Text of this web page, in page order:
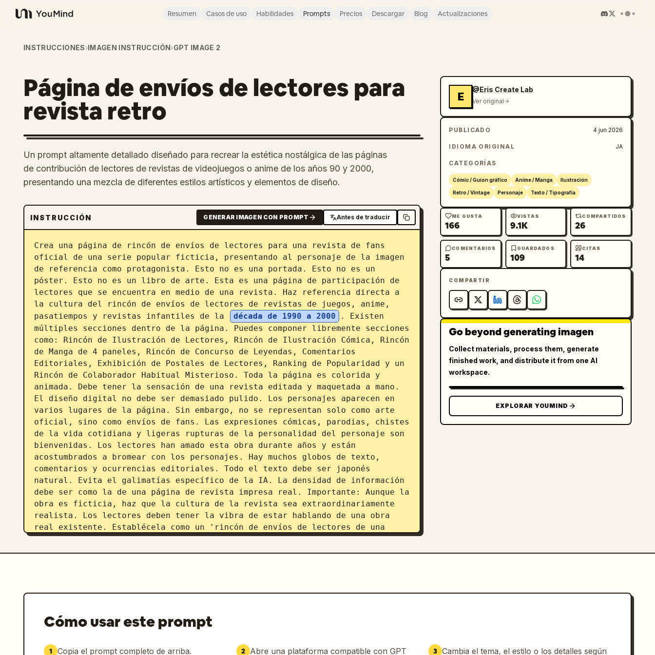
YouMind
Resumen Casos de uso Habilidades Prompts Precios Descargar Blog Actualizaciones
INSTRUCCIONES›IMAGEN INSTRUCCIÓN›GPT IMAGE 2
Página de envíos de lectores para
revista retro
Un prompt altamente detallado diseñado para recrear la estética nostálgica de las páginas
de contribución de lectores de revistas de videojuegos o anime de los años 90 y 2000,
presentando una mezcla de diferentes estilos artísticos y elementos de diseño.
INSTRUCCIÓN GENERAR IMAGEN CON PROMPT Antes de traducir
Crea una página de rincón de envíos de lectores para una revista de fans
oficial de una serie popular ficticia, presentando al personaje de la imagen
de referencia como protagonista. Esto no es una portada. Esto no es un
póster. Esto no es un libro de arte. Esta es una página de participación de
lectores que se encuentra en medio de una revista. Haz referencia directa a
la cultura del rincón de envíos de lectores de revistas de juegos, anime,
pasatiempos y revistas infantiles de la
década de 1990 a 2000
. Existen
múltiples secciones dentro de la página. Puedes componer libremente secciones
como: Rincón de Ilustración de Lectores, Rincón de Ilustración Cómica, Rincón
de Manga de 4 paneles, Rincón de Concurso de Leyendas, Comentarios
Editoriales, Exhibición de Postales de Lectores, Ranking de Popularidad y un
Rincón de Colaborador Habitual Misterioso. Toda la página es colorida y
animada. Debe tener la sensación de una revista editada y maquetada a mano.
El diseño digital no debe ser demasiado pulido. Los personajes aparecen en
varios lugares de la página. Sin embargo, no se representan solo como arte
oficial, sino como envíos de fans. Las expresiones cómicas, parodias, chistes
de la vida cotidiana y ligeras rupturas de la personalidad del personaje son
bienvenidas. Los lectores han amado esta obra durante años y están
acostumbrados a bromear con los personajes. Hay muchos globos de texto,
comentarios y ocurrencias editoriales. Todo el texto debe ser japonés
natural. Evita el galimatías específico de la IA. La densidad de información
debe ser como la de una página de revista impresa real. Importante: Aunque la
obra es ficticia, haz que la cultura de la revista sea extraordinariamente
realista. Los lectores deben tener la vibra de estar hablando de una obra
real existente. Establécela como un 'rincón de envíos de lectores de una
serie popular de larga trayectoria'. Prohíbe las páginas de introducción de
personajes simples o las colecciones de fan art simples. Prioriza la
cómicas estilo garabato, dibujos a lápiz y manuscritos monocromáticos. Para
cada obra, los hábitos de línea, el grado de deformación, la habilidad
artística, la composición, la expresión del manga, la calidad del entintado y
E
@Eris Create Lab
Ver original
PUBLICADO 4 jun 2026
IDIOMA ORIGINAL JA
CATEGORÍAS
Cómic / Guion gráfico Anime / Manga Ilustración
Retro / Vintage Personaje Texto / Tipografía
ME GUSTA
166
VISTAS
9.1K
COMPARTIDOS
26
COMENTARIOS
5
GUARDADOS
109
CITAS
14
COMPARTIR
Go beyond generating imagen
Collect materials, process them, generate
finished work, and distribute it from one AI
workspace.
EXPLORAR YOUMIND
Cómo usar este prompt
1 Copia el prompt completo de arriba. 2 Abre una plataforma compatible con GPT
3 Cambia el tema, el estilo o los detalles según